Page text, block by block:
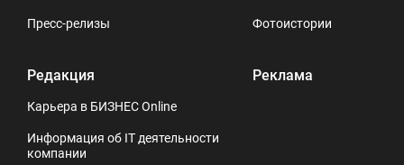
Пресс-релизы
Редакция
Карьера в БИЗНЕС Online
Информация об IT деятельности
компании
Фотоистории
Реклама